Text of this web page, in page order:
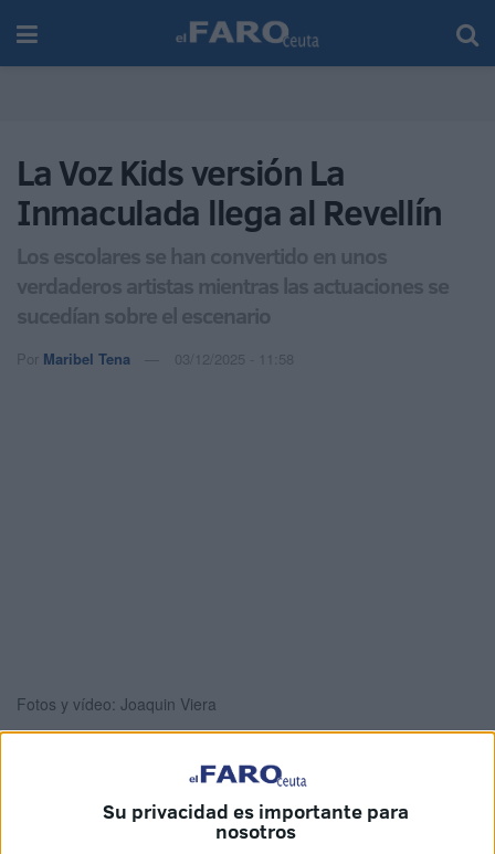
Su privacidad es importante para
nosotros
La Voz Kids versión La
Inmaculada llega al Revellín
Los escolares se han convertido en unos
verdaderos artistas mientras las actuaciones se
sucedían sobre el escenario
Por Maribel Tena 03/12/2025 - 11:58
Fotos y vídeo: Joaquin Viera
Los alumnos del colegioLa Inmaculadahan representado
un episodio del programa ‘La Voz Kids versión